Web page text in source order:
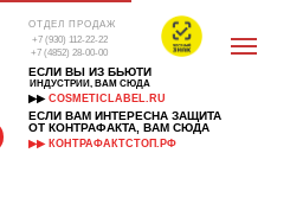
+7 (4852) 28-00-00
+7 (930) 112-22-22
ОТДЕЛ ПРОДАЖ
ИНДУСТРИИ, ВАМ СЮДА
ЕСЛИ ВЫ ИЗ БЬЮТИ
▶▶ COSMETICLABEL.RU
ЕСЛИ ВАМ ИНТЕРЕСНА ЗАЩИТА
ОТ КОНТРАФАКТА, ВАМ СЮДА
▶▶ КОНТРАФАКТСТОП.РФ